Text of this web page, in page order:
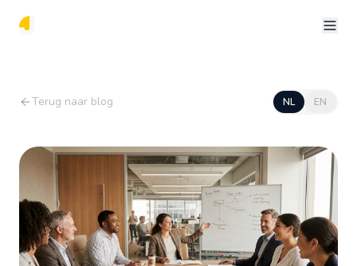
Terug naar blog NL EN